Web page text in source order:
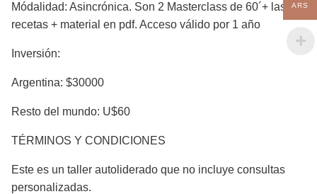
Módalidad: Asincrónica. Son 2 Masterclass de 60´+ las
recetas + material en pdf. Acceso válido por 1 año
Inversión:
Argentina: $30000
Resto del mundo: U$60
TÉRMINOS Y CONDICIONES
Este es un taller autoliderado que no incluye consultas
personalizadas.
ARS